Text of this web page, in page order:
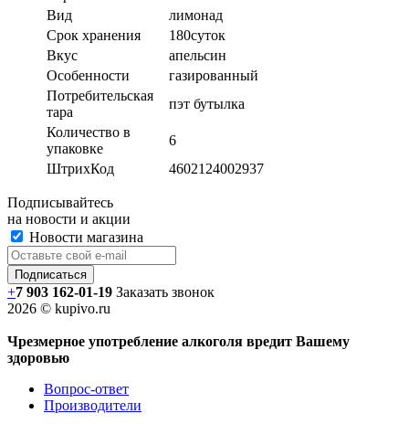
Вид
лимонад
Срок хранения
180суток
Вкус
апельсин
Особенности
газированный
Потребительская
тара
пэт бутылка
Количество в
упаковке
6
ШтрихКод
4602124002937
Подписывайтесь
на новости и акции
Новости магазина
+7 903 162-01-19 Заказать звонок
2026 © kupivo.ru
Чрезмерное употребление алкоголя вредит Вашему
здоровью
Вопрос-ответ
Производители